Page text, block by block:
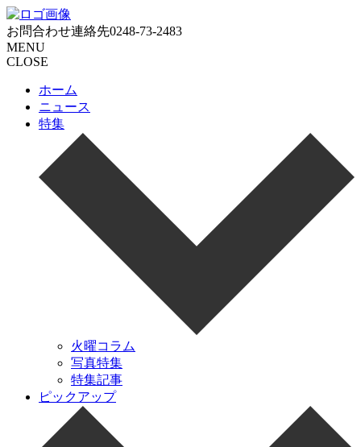
お問合わせ連絡先0248-73-2483
MENU
CLOSE
ホーム
ニュース
特集
火曜コラム
写真特集
特集記事
ピックアップ